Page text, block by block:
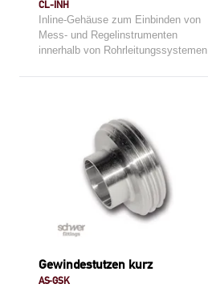
CL-INH
Inline-Gehäuse zum Einbinden von
Mess- und Regelinstrumenten
innerhalb von Rohrleitungssystemen
Gewindestutzen kurz
AS-GSK